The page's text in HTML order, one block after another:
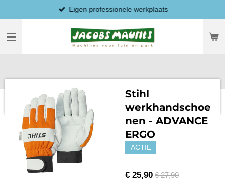
direct
naar
hoofdinhoud
Eigen professionele werkplaats
Stihl
werkhandschoe
nen - ADVANCE
ERGO
ACTIE
€ 25,90 € 27,90